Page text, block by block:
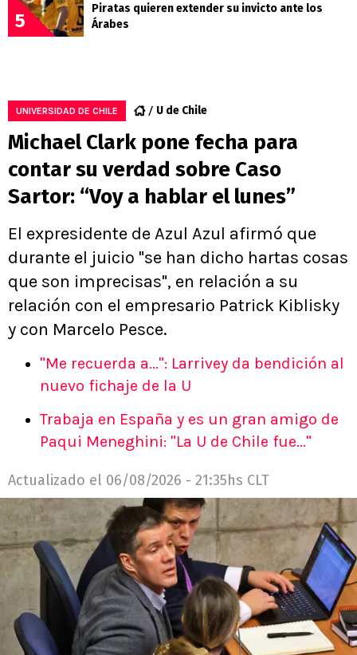
5
Piratas quieren extender su invicto ante los
Árabes
UNIVERSIDAD DE CHILE U de Chile
Michael Clark pone fecha para
contar su verdad sobre Caso
Sartor: “Voy a hablar el lunes”
El expresidente de Azul Azul afirmó que
durante el juicio "se han dicho hartas cosas
que son imprecisas", en relación a su
relación con el empresario Patrick Kiblisky
y con Marcelo Pesce.
"Me recuerda a...": Larrivey da bendición al
nuevo fichaje de la U
Trabaja en España y es un gran amigo de
Paqui Meneghini: "La U de Chile fue..."
Actualizado el 06/08/2026 - 21:35hs CLT